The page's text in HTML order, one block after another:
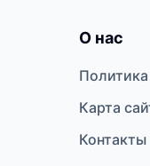
О нас
Карта
Контакты